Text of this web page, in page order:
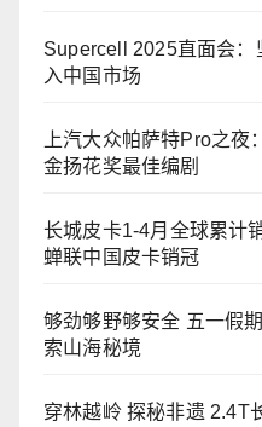
Supercell 2025直面会：
入中国市场
上汽大众帕萨特Pro之
金扬花奖最佳编剧
长城皮卡1-4月全球累计
蝉联中国皮卡销冠
够劲够野够安全 五一假
索山海秘境
穿林越岭 探秘非遗 2.4T